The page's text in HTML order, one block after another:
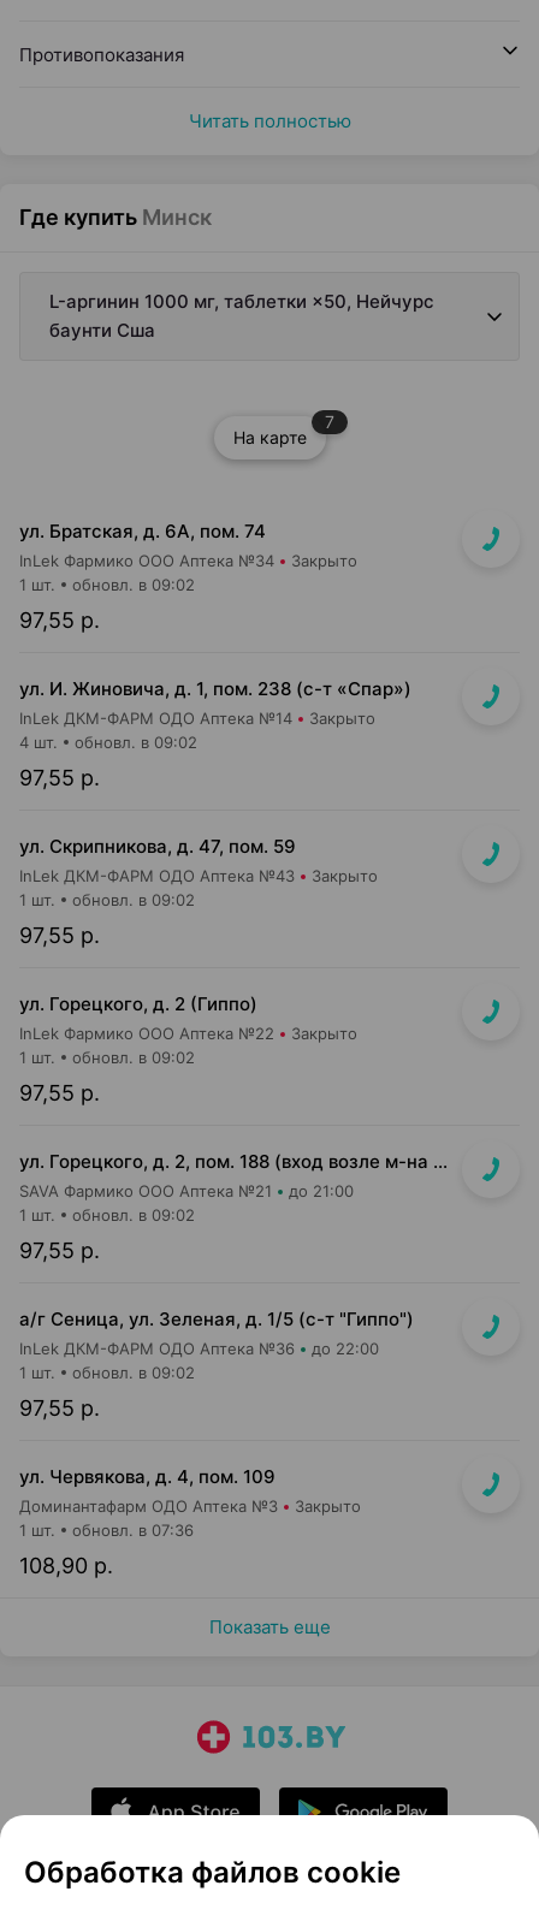
Противопоказания
Читать полностью
Где купить Минск
L-аргинин 1000 мг, таблетки ×50, Нейчурс
баунти Сша
На карте
7
ул. Братская, д. 6А, пом. 74
InLek Фармико ООО Аптека №34 Закрыто
97,55 р.
1 шт. обновл. в 09:02
ул. И. Жиновича, д. 1, пом. 238 (с-т «Спар»)
InLek ДКМ-ФАРМ ОДО Аптека №14 Закрыто
97,55 р.
4 шт. обновл. в 09:02
ул. Скрипникова, д. 47, пом. 59
InLek ДКМ-ФАРМ ОДО Аптека №43 Закрыто
97,55 р.
1 шт. обновл. в 09:02
ул. Горецкого, д. 2 (Гиппо)
InLek Фармико ООО Аптека №22 Закрыто
97,55 р.
1 шт. обновл. в 09:02
ул. Горецкого, д. 2, пом. 188 (вход возле м-на Миля и Банка РРБ)
SAVA Фармико ООО Аптека №21 до 21:00
97,55 р.
1 шт. обновл. в 09:02
а/г Сеница, ул. Зеленая, д. 1/5 (с-т "Гиппо")
InLek ДКМ-ФАРМ ОДО Аптека №36 до 22:00
97,55 р.
1 шт. обновл. в 09:02
ул. Червякова, д. 4, пом. 109
Доминантафарм ОДО Аптека №3 Закрыто
108,90 р.
1 шт. обновл. в 07:36
Показать еще
Обработка файлов cookie